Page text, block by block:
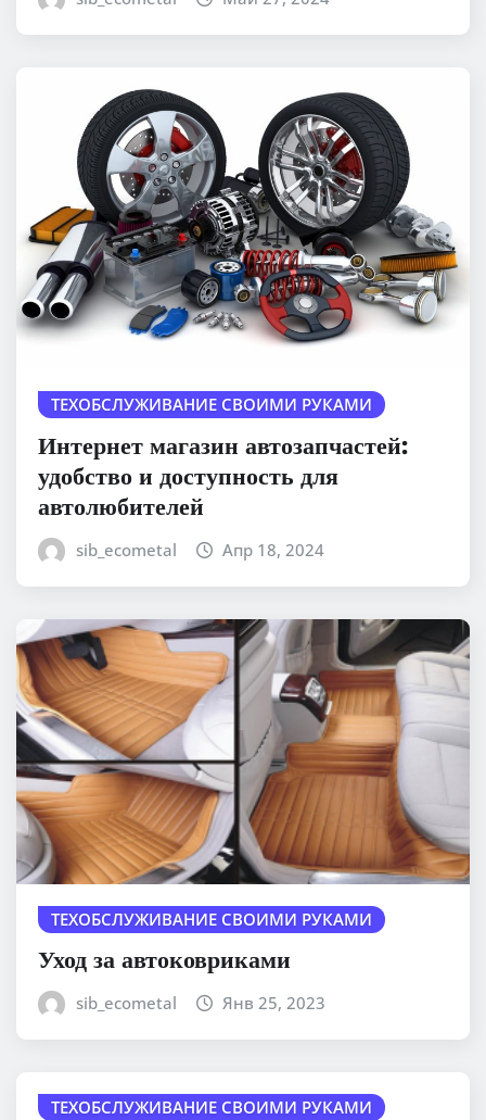
ТЕХОБСЛУЖИВАНИЕ СВОИМИ РУКАМИ
Интернет магазин автозапчастей:
удобство и доступность для
автолюбителей
sib_ecometal Апр 18, 2024
ТЕХОБСЛУЖИВАНИЕ СВОИМИ РУКАМИ
Уход за автоковриками
sib_ecometal Янв 25, 2023
ТЕХОБСЛУЖИВАНИЕ СВОИМИ РУКАМИ